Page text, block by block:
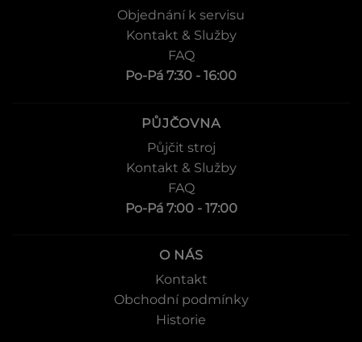
Objednání k servisu
Kontakt & Služby
FAQ
Po-Pá 7:30 - 16:00
PŮJČOVNA
Půjčit stroj
Kontakt & Služby
FAQ
Po-Pá 7:00 - 17:00
O NÁS
Kontakt
Obchodní podmínky
Historie